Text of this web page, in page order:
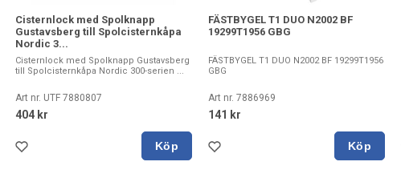
Cisternlock med Spolknapp
Gustavsberg till Spolcisternkåpa
Nordic 3...
Cisternlock med Spolknapp Gustavsberg
till Spolcisternkåpa Nordic 300-serien ...
Art nr. UTF 7880807
404 kr
Köp
FÄSTBYGEL T1 DUO N2002 BF
19299T1956 GBG
FÄSTBYGEL T1 DUO N2002 BF 19299T1956
GBG
Art nr. 7886969
141 kr
Köp